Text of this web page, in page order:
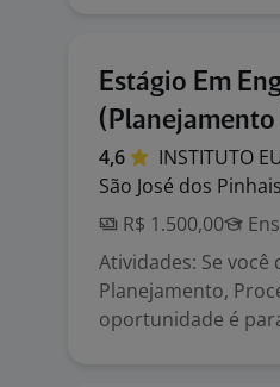
Estágio Em
(Planejamento
4,6 INSTITUTO
São José dos
R$ 1.500,00
Atividades: Se
Planejamento,
oportunidade é